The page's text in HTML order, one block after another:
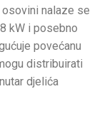
nalaze se
kW i posebno
povećanu
distribuirati
djelića